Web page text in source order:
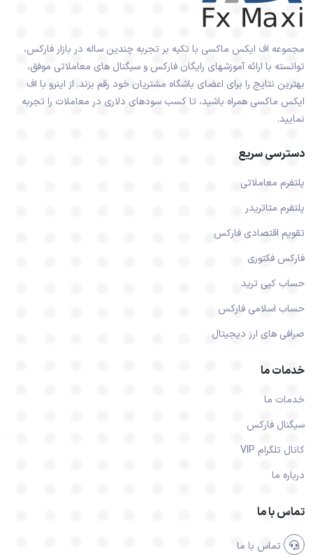
مجموعه اف ایکس ماکسی با تکیه بر تجربه چندین ساله در بازار فارکس،
توانسته با ارائه آموزشهای رایگان فارکس و سیگنال های معاملاتی موفق،
بهترین نتایج را برای اعضای باشگاه مشتریان خود رقم بزند. از اینرو با اف
ایکس ماکسی همراه باشید، تا کسب سودهای دلاری در معاملات را تجربه
نمایید.
دسترسی سریع
پلتفرم معاملاتی
پلتفرم متاتریدر
تقویم اقتصادی فارکس
فارکس فکتوری
حساب کپی ترید
حساب اسلامی فارکس
صرافی های ارز دیجیتال
خدمات ما
خدمات ما
سیگنال فارکس
کانال تلگرام VIP
درباره ما
تماس با ما
تماس با ما